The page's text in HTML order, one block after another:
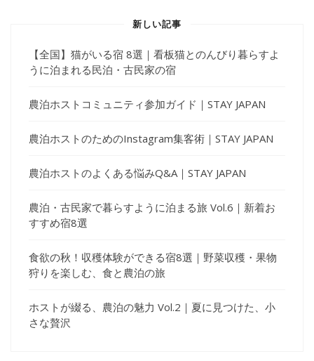
新しい記事
【全国】猫がいる宿 8選｜看板猫とのんびり暮らすよ
うに泊まれる民泊・古民家の宿
農泊ホストコミュニティ参加ガイド｜STAY JAPAN
農泊ホストのためのInstagram集客術｜STAY JAPAN
農泊ホストのよくある悩みQ&A｜STAY JAPAN
農泊・古民家で暮らすように泊まる旅 Vol.6｜新着お
すすめ宿8選
食欲の秋！収穫体験ができる宿8選｜野菜収穫・果物
狩りを楽しむ、食と農泊の旅
ホストが綴る、農泊の魅力 Vol.2｜夏に見つけた、小
さな贅沢